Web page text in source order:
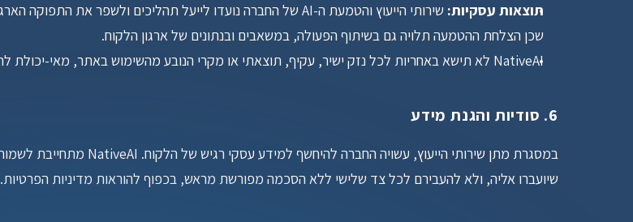
תוצאות עסקיות:
שכן הצלחת ההטמעה תלויה גם בשיתוף הפעולה, במשאבים ובנתונים של ארגון הלקוח.
NativeAI לא תישא באחריות לכל נזק ישיר, עקיף, תוצאתי או מקרי הנובע מהשימוש באתר, מאי-יכולת להשתמש בו, או מהסתמכות על המידע המופיע בו.
6. סודיות והגנת מידע
שיועברו אליה, ולא להעבירם לכל צד שלישי ללא הסכמה מפורשת מראש, בכפוף להוראות מדיניות הפרטיות.